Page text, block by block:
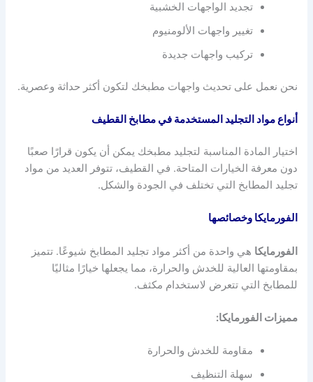
تجديد الواجهات الخشبية
تغيير واجهات الألومنيوم
تركيب واجهات جديدة
نحن نعمل على تحديث واجهات مطبخك لتكون أكثر حداثة وعصرية.
أنواع مواد التجليد المستخدمة في مطابخ القطيف
اختيار المادة المناسبة لتجليد مطبخك يمكن أن يكون قرارًا صعبًا
دون معرفة الخيارات المتاحة. في القطيف، تتوفر العديد من مواد
تجليد المطابخ التي تختلف في الجودة والشكل.
الفورمايكا وخصائصها
الفورمايكا هي واحدة من أكثر مواد تجليد المطابخ شيوعًا. تتميز
بمقاومتها العالية للخدش والحرارة، مما يجعلها خيارًا مثاليًا
للمطابخ التي تتعرض لاستخدام مكثف.
مميزات الفورمايكا:
مقاومة للخدش والحرارة
سهلة التنظيف